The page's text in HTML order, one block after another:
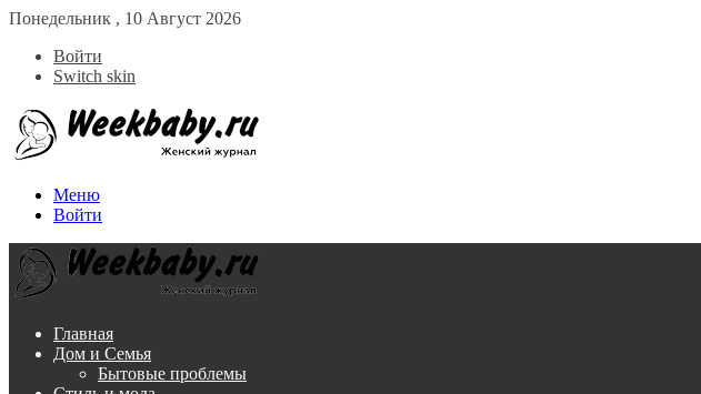
Понедельник , 10 Август 2026
Войти
Switch skin
Меню
Войти
Главная
Дом и Семья
Бытовые проблемы